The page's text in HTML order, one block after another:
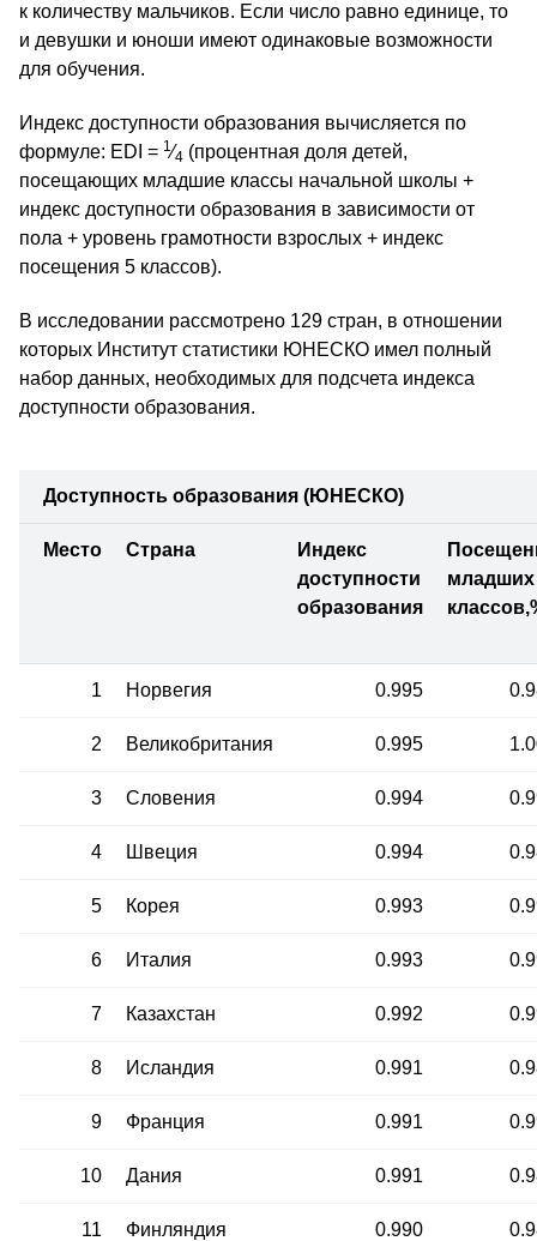
к количеству мальчиков. Если число равно единице, то
и девушки и юноши имеют одинаковые возможности
для обучения.
Индекс доступности образования вычисляется по
формуле: EDI = 1⁄4 (процентная доля детей,
посещающих младшие классы начальной школы +
индекс доступности образования в зависимости от
пола + уровень грамотности взрослых + индекс
посещения 5 классов).
В исследовании рассмотрено 129 стран, в отношении
которых Институт статистики ЮНЕСКО имел полный
набор данных, необходимых для подсчета индекса
доступности образования.
Доступность образования (ЮНЕСКО)
Место Страна
Индекс
доступности
образования
младших
1 Норвегия 0.995
2 Великобритания 0.995
3 Словения 0.994
4 Швеция 0.994
5 Корея 0.993
6 Италия 0.993
7 Казахстан 0.992
8 Исландия 0.991
9 Франция 0.991
10 Дания 0.991
11 Финляндия 0.990